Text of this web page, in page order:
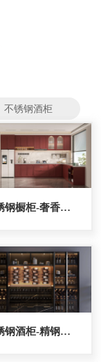
不锈钢酒柜
不锈钢橱柜-奢香夫人
不锈钢酒柜-精钢卫士